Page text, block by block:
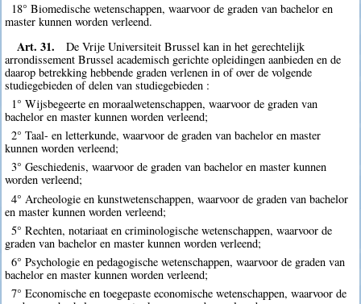
18° Biomedische wetenschappen, waarvoor de graden van bachelor en
master kunnen worden verleend.
Art. 31.
De Vrije Universiteit Brussel kan in het gerechtelijk
arrondissement Brussel academisch gerichte opleidingen aanbieden en de
daarop betrekking hebbende graden verlenen in of over de volgende
studiegebieden of delen van studiegebieden :
1° Wijsbegeerte en moraalwetenschappen, waarvoor de graden van
bachelor en master kunnen worden verleend;
2° Taal- en letterkunde, waarvoor de graden van bachelor en master
kunnen worden verleend;
3° Geschiedenis, waarvoor de graden van bachelor en master kunnen
worden verleend;
4° Archeologie en kunstwetenschappen, waarvoor de graden van bachelor
en master kunnen worden verleend;
5° Rechten, notariaat en criminologische wetenschappen, waarvoor de
graden van bachelor en master kunnen worden verleend;
6° Psychologie en pedagogische wetenschappen, waarvoor de graden van
bachelor en master kunnen worden verleend;
7° Economische en toegepaste economische wetenschappen, waarvoor de